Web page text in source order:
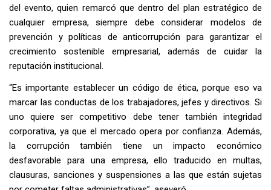
del evento, quien remarcó que dentro del plan estratégico de
cualquier empresa, siempre debe considerar modelos de
prevención y políticas de anticorrupción para garantizar el
crecimiento sostenible empresarial, además de cuidar la
reputación institucional.
“Es importante establecer un código de ética, porque eso va
marcar las conductas de los trabajadores, jefes y directivos. Si
uno quiere ser competitivo debe tener también integridad
corporativa, ya que el mercado opera por confianza. Además,
la corrupción también tiene un impacto económico
desfavorable para una empresa, ello traducido en multas,
clausuras, sanciones y suspensiones a las que están sujetas